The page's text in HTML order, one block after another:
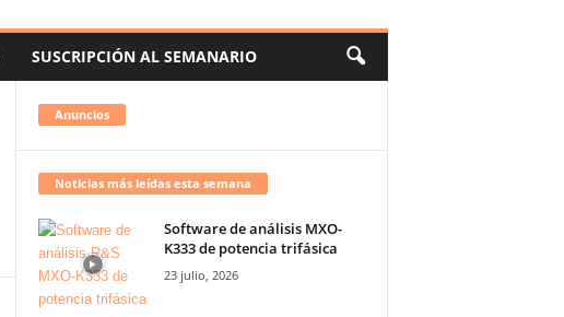
SUSCRIPCIÓN AL SEMANARIO
Anuncios
Noticias más leídas esta semana
Software de análisis MXO-
K333 de potencia trifásica
23 julio, 2026